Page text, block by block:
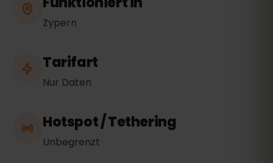
Zypern
Tarifart
Nur Daten
Hotspot / Tethering
Unbegrenzt